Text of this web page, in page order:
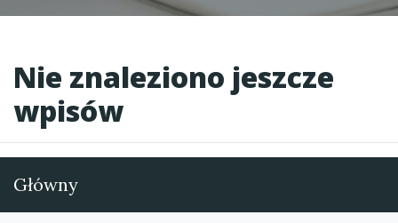
Nie znaleziono jeszcze
wpisów
Główny